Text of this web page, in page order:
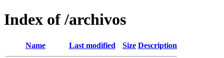
Index of /archivos
Name Last modified Size Description